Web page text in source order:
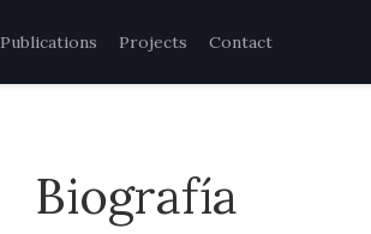
Publications Projects Contact
Biografía